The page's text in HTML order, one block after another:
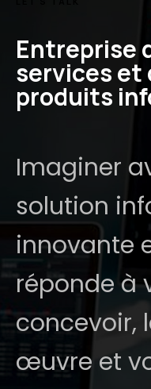
Entreprise
services et
produits
Imaginer
solution
innovante
réponde à
concevoir,
œuvre et